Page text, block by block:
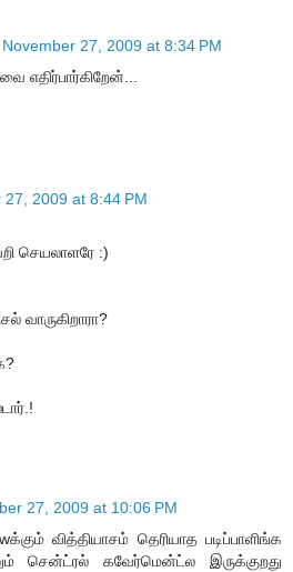
November 27, 2009 at 8:34 PM
எதிர்பார்கிறேன்...
27, 2009 at 8:44 PM
செயலாளரே :)
வாருகிறாரா?
27, 2009 at 10:06 PM
வித்தியாசம் தெரியாத படிப்பாளிங்க
சென்ட்ரல் கவேர்மென்ட்ல இருக்குறது